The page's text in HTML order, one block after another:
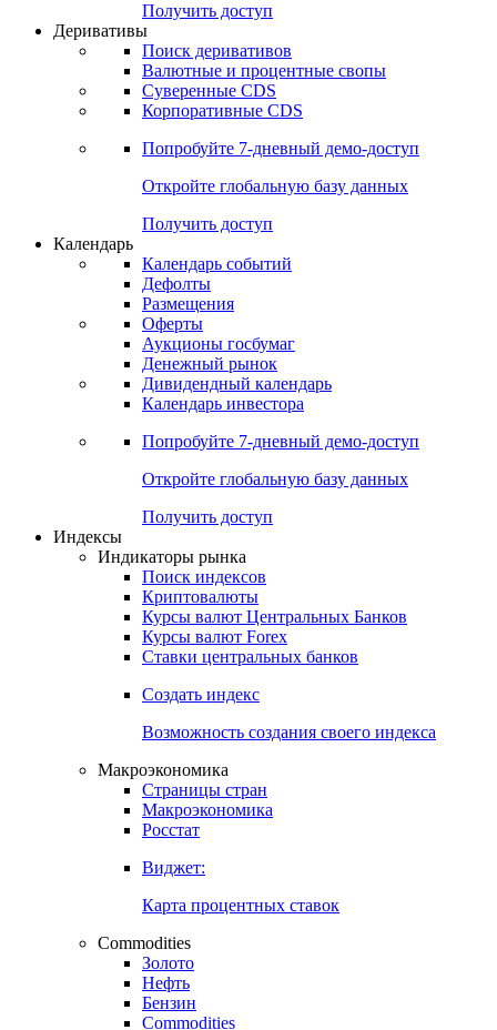
Получить доступ
Деривативы
Поиск деривативов
Валютные и процентные свопы
Суверенные CDS
Корпоративные CDS
Попробуйте 7-дневный демо-доступ
Откройте глобальную базу данных
Получить доступ
Календарь
Календарь событий
Дефолты
Размещения
Оферты
Аукционы госбумаг
Денежный рынок
Дивидендный календарь
Календарь инвестора
Попробуйте 7-дневный демо-доступ
Откройте глобальную базу данных
Получить доступ
Индексы
Индикаторы рынка
Поиск индексов
Криптовалюты
Курсы валют Центральных Банков
Курсы валют Forex
Ставки центральных банков
Создать индекс
Возможность создания своего индекса
Макроэкономика
Страницы стран
Макроэкономика
Росстат
Виджет:
Карта процентных ставок
Commodities
Золото
Нефть
Бензин
Commodities